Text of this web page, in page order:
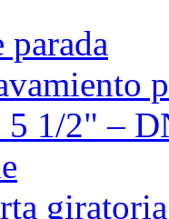
5 1/2" –
giratoria